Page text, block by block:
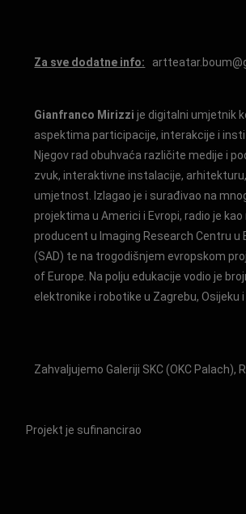
Za sve dodatne info:
Gianfranco Mirizzi je digitalni umjetnik
aspektima participacije, interakcije i
Njegov rad obuhvaća različite medije i
zvuk, interaktivne instalacije,
umjetnost. Izlagao je i surađivao na
projektima u Americi i Evropi, radio je kao
producent u Imaging Research Centru u
(SAD) te na trogodišnjem evropskom
of Europe. Na polju edukacije vodio je
elektronike i robotike u Zagrebu, Osijeku i
Zahvaljujemo Galeriji SKC (OKC Palach),
Projekt je sufinancirao